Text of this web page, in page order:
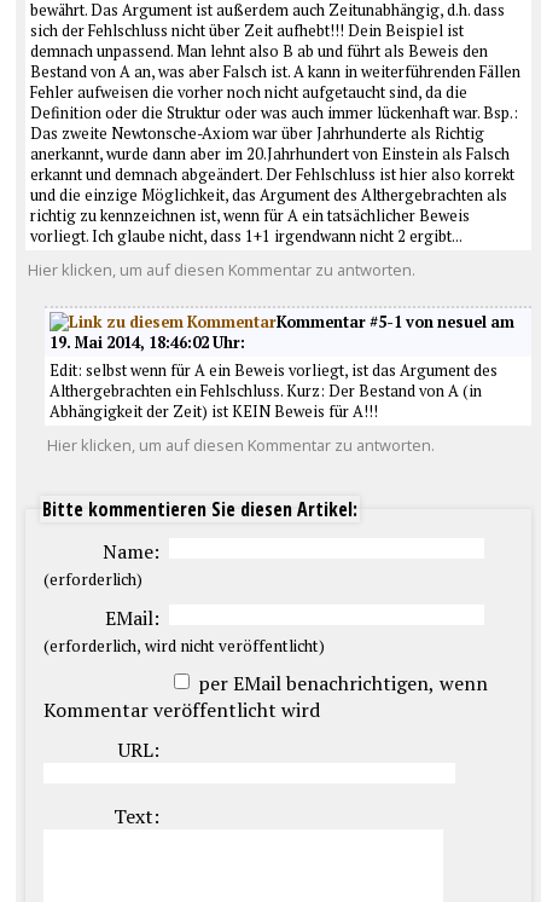
bewährt. Das Argument ist außerdem auch Zeitunabhängig, d.h. dass
sich der Fehlschluss nicht über Zeit aufhebt!!! Dein Beispiel ist
demnach unpassend. Man lehnt also B ab und führt als Beweis den
Bestand von A an, was aber Falsch ist. A kann in weiterführenden Fällen
Fehler aufweisen die vorher noch nicht aufgetaucht sind, da die
Definition oder die Struktur oder was auch immer lückenhaft war. Bsp.:
Das zweite Newtonsche-Axiom war über Jahrhunderte als Richtig
anerkannt, wurde dann aber im 20.Jahrhundert von Einstein als Falsch
erkannt und demnach abgeändert. Der Fehlschluss ist hier also korrekt
und die einzige Möglichkeit, das Argument des Althergebrachten als
richtig zu kennzeichnen ist, wenn für A ein tatsächlicher Beweis
vorliegt. Ich glaube nicht, dass 1+1 irgendwann nicht 2 ergibt...
Hier klicken, um auf diesen Kommentar zu antworten.
Kommentar #5-1 von nesuel am
19. Mai 2014, 18:46:02 Uhr:
Edit: selbst wenn für A ein Beweis vorliegt, ist das Argument des
Althergebrachten ein Fehlschluss. Kurz: Der Bestand von A (in
Abhängigkeit der Zeit) ist KEIN Beweis für A!!!
Hier klicken, um auf diesen Kommentar zu antworten.
Bitte kommentieren Sie diesen Artikel:
Name:
(erforderlich)
EMail:
(erforderlich, wird nicht veröffentlicht)
per EMail benachrichtigen, wenn
Kommentar veröffentlicht wird
URL:
Text: